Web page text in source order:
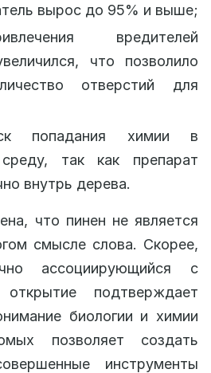
вырос до 95% и выше;
вредителей
что позволило
отверстий для
попадания химии в
так как препарат
внутрь дерева.
что пинен не является
смысле слова. Скорее,
ассоциирующийся с
подтверждает
биологии и химии
позволяет создать
инструменты